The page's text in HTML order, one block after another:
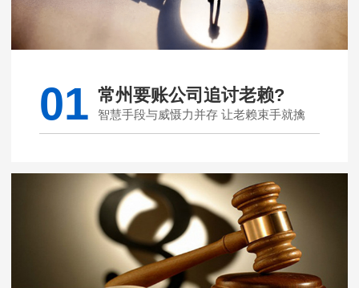
01 常州要账公司追讨老赖?
智慧手段与威慑力并存 让老赖束手就擒